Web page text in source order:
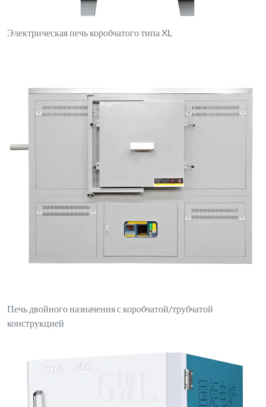
Электрическая печь коробчатого типа XL
Печь двойного назначения с коробчатой/трубчатой
конструкцией